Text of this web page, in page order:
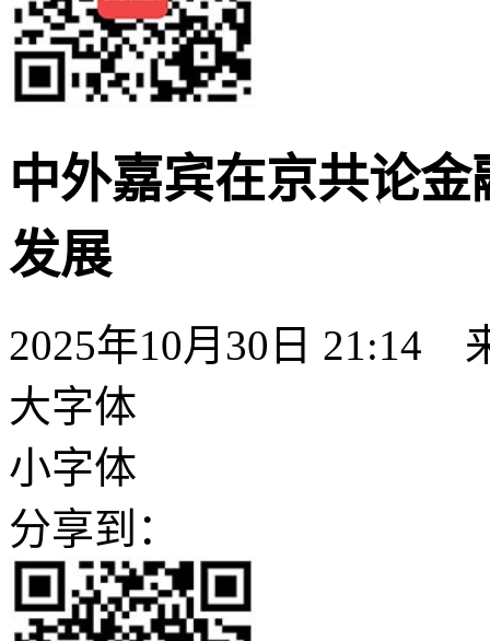
中外嘉宾在京共论
发展
2025年10月30日 21:14
大字体
小字体
分享到：